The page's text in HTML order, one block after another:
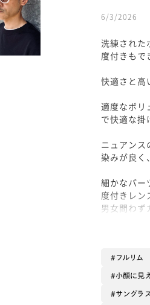
6/3/2026
洗練された
度付きもで
快適さと高
適度なボリ
で快適な掛
ニュアンス
染みが良く
細かなパー
度付きレン
男女問わず
フルリム
小顔に見
サングラス